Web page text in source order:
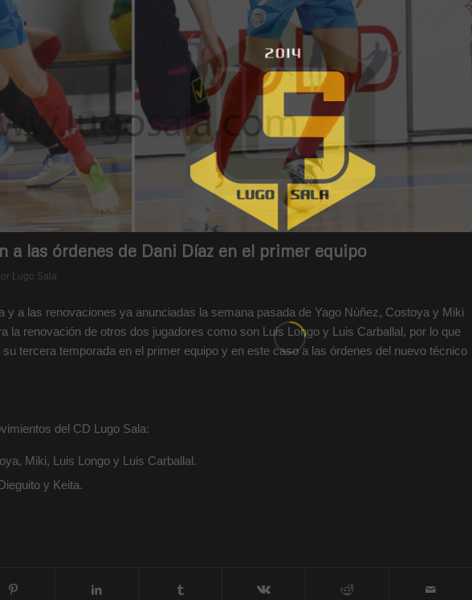
a las órdenes de Dani Díaz en el primer equipo
Lugo Sala
y a las renovaciones ya anunciadas la semana pasada de Yago Núñez, Costoya y Miki
la renovación de otros dos jugadores como son Luis Longo y Luis Carballal, por lo que
tercera temporada en el primer equipo y en este caso a las órdenes del nuevo técnico
del CD Lugo Sala:
Miki, Luis Longo y Luis Carballal.
y Keita.